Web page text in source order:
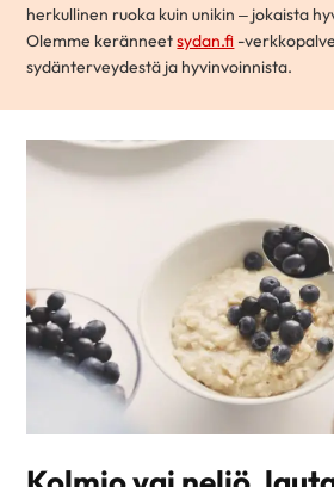
herkullinen ruoka kuin unikin – jokaista
Olemme keränneetsydan.fi -
sydänterveydestä ja hyvinvoinnista.